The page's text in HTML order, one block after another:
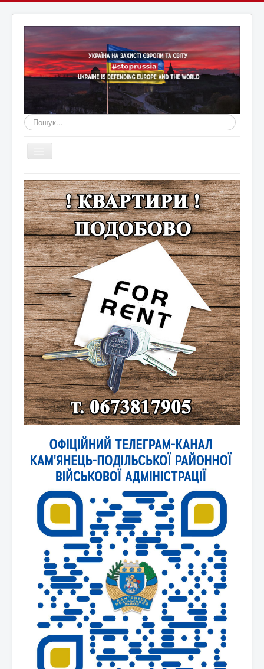
Пошук...
Перемикач
навігації
Головна
Війна Росії з Україною
Оголошення
Новини Кам'янця та регіону
Новини Хмельниччини
Новини України
Новини світу
Контакти та зв'язок
Афіша
Відеоматеріали